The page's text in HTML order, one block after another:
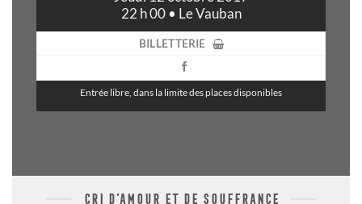
22 h 00 • Le Vauban
BILLETTERIE
Entrée libre, dans la limite des places disponibles
CRI D’AMOUR ET DE SOUFFRANCE